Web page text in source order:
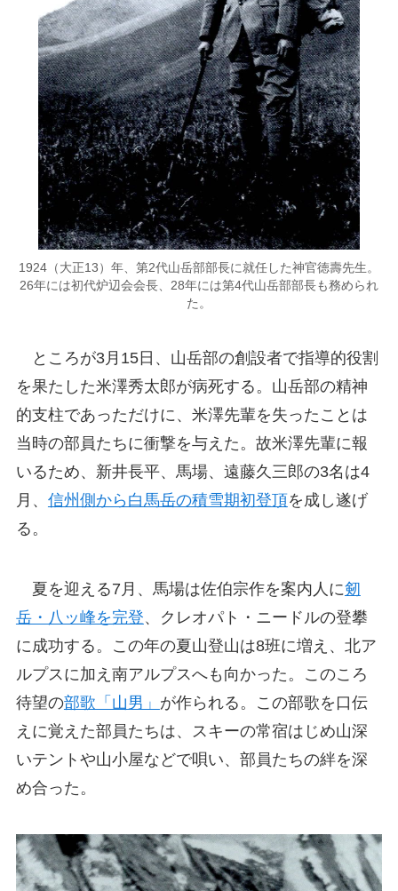
1924（大正13）年、第2代山岳部部長に就任した神官徳壽先生。
26年には初代炉辺会会長、28年には第4代山岳部部長も務められ
た。
ところが3月15日、山岳部の創設者で指導的役割
を果たした米澤秀太郎が病死する。山岳部の精神
的支柱であっただけに、米澤先輩を失ったことは
当時の部員たちに衝撃を与えた。故米澤先輩に報
いるため、新井長平、馬場、遠藤久三郎の3名は4
月、 信州側から白馬岳の積雪期初登頂を成し遂げ
る。
夏を迎える7月、馬場は佐伯宗作を案内人に剱
岳・八ッ峰を完登、クレオパト・ニードルの登攀
に成功する。この年の夏山登山は8班に増え、北ア
ルプスに加え南アルプスへも向かった。このころ
待望の部歌「山男」 が作られる。この部歌を口伝
えに覚えた部員たちは、スキーの常宿はじめ山深
いテントや山小屋などで唄い、部員たちの絆を深
め合った。